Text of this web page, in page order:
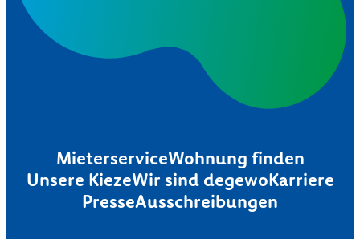
MieterserviceWohnung finden
Unsere KiezeWir sind degewoKarriere
PresseAusschreibungen